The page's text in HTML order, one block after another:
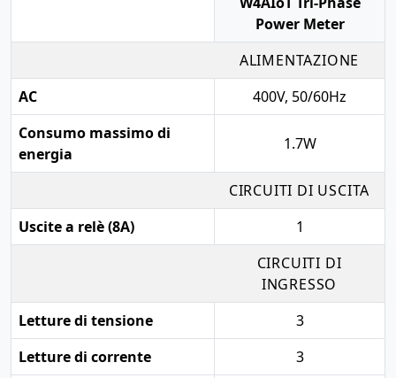
Power Meter
ALIMENTAZIONE
AC
400V, 50/60Hz
Consumo massimo di
energia
1.7W
CIRCUITI DI USCITA
Uscite a relè (8A)
1
CIRCUITI DI
INGRESSO
Letture di tensione
3
Letture di corrente
3